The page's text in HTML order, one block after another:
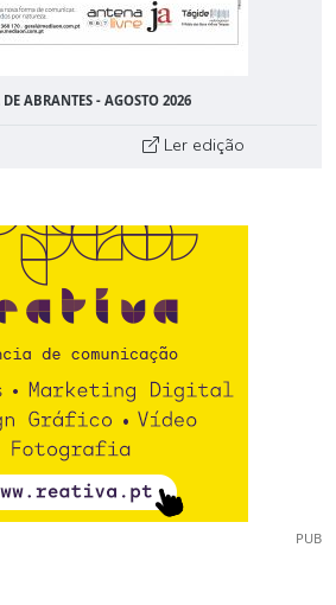
DE ABRANTES - AGOSTO 2026
Ler edição
PUB